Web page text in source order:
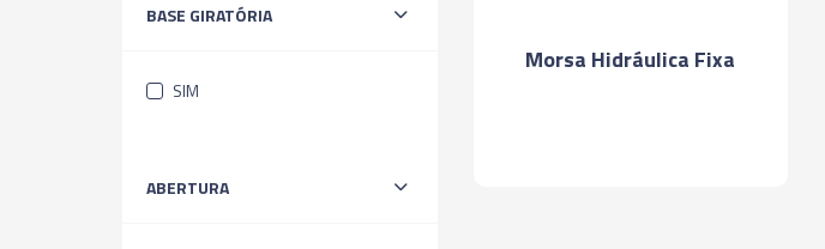
BASE GIRATÓRIA
SIM
ABERTURA
Morsa Hidráulica Fixa